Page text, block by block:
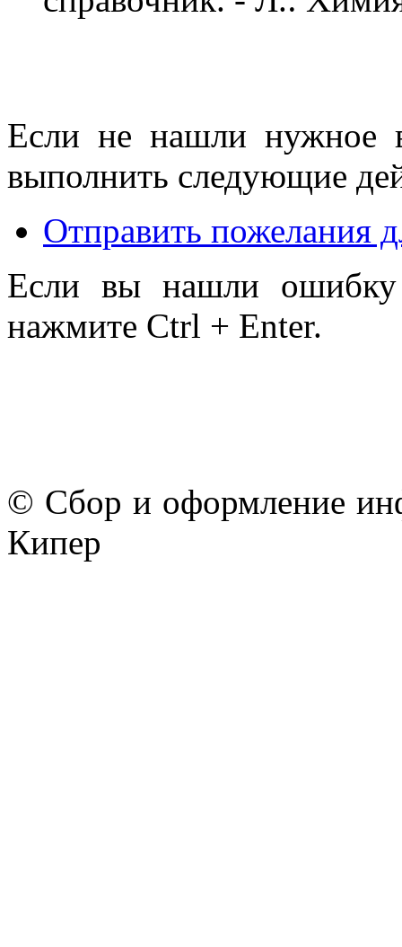
Если не нашли нужное
выполнить следующие
Отправить пожелания
Если вы нашли ошибку
нажмите Ctrl + Enter.
© Сбор и оформление
Кипер